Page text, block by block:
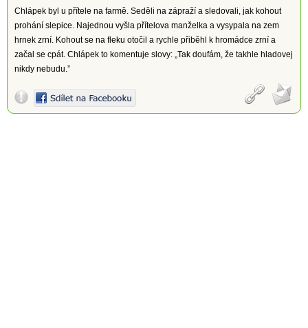
Chlápek byl u přítele na farmě. Seděli na zápraží a sledovali, jak kohout
prohání slepice. Najednou vyšla přítelova manželka a vysypala na zem
hrnek zrní. Kohout se na fleku otočil a rychle přiběhl k hromádce zrní a
začal se cpát. Chlápek to komentuje slovy: „Tak doufám, že takhle hladovej
nikdy nebudu.”